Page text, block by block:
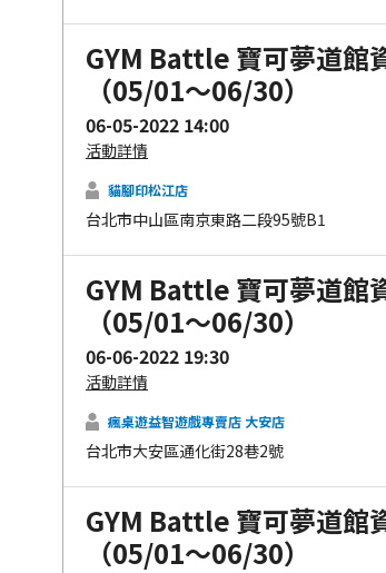
GYM Battle 寶可夢道館
（05/01～06/30）
06-05-2022 14:00
活動詳情
貓腳印松江店
台北市中山區南京東路二段95號B1
GYM Battle 寶可夢道館
（05/01～06/30）
06-06-2022 19:30
活動詳情
瘋桌遊益智遊戲專賣店 大安店
台北市大安區通化街28巷2號
GYM Battle 寶可夢道館
（05/01～06/30）